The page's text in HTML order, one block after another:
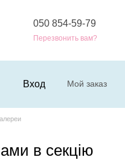
050 854-59-79
Перезвонить вам?
Вход Мой заказ
в секцію